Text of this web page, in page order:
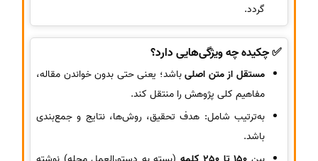
گردد.
✅ چکیده چه ویژگی‌هایی دارد؟
مستقل از متن اصلیباشد؛ یعنی حتی بدون خواندن مقاله،
مفاهیم کلی پژوهش را منتقل کند.
به‌ترتیب شامل: هدف تحقیق، روش‌ها، نتایج و جمع‌بندی
باشد.